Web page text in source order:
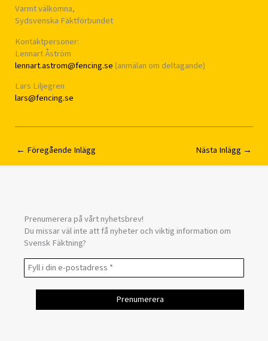
Varmt välkomna,
Sydsvenska Fäktförbundet
Kontaktpersoner:
Lennart Åström
lennart.astrom@fencing.se (anmälan om deltagande)
Lars Liljegren
lars@fencing.se
← Föregående Inlägg Nästa Inlägg →
Prenumerera på vårt nyhetsbrev!
Du missar väl inte att få nyheter och viktig information om
Svensk Fäktning?